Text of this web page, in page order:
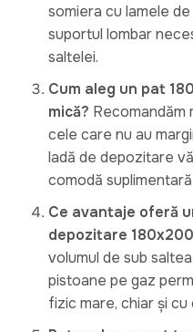
somiera cu lamele
suportul lombar
saltelei.
Cum aleg un pat
mică? Recomandăm
cele care nu au
ladă de depozitare
comodă
Ce avantaje oferă
depozitare
volumul de sub
pistoane pe gaz
fizic mare, chiar și